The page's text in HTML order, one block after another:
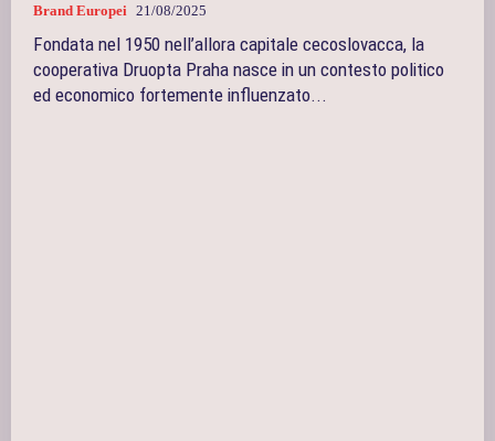
Brand Europei 21/08/2025
Fondata nel 1950 nell’allora capitale cecoslovacca, la
cooperativa Druopta Praha nasce in un contesto politico
ed economico fortemente influenzato...